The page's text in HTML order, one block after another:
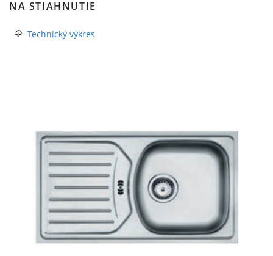
NA STIAHNUTIE
Technický výkres